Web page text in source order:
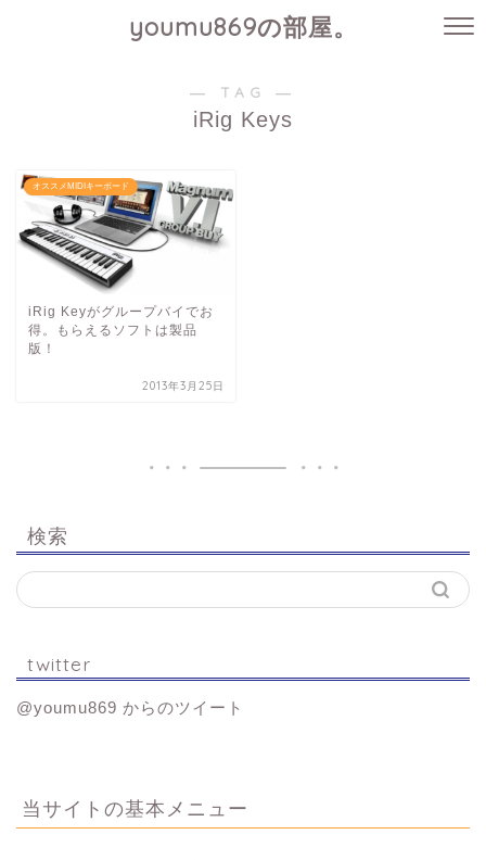
youmu869の部屋。
― TAG ―
iRig Keys
オススメMIDIキーボード
iRig Keyがグループバイでお
得。もらえるソフトは製品
版！
2013年3月25日
検索
twitter
@youmu869 からのツイート
当サイトの基本メニュー